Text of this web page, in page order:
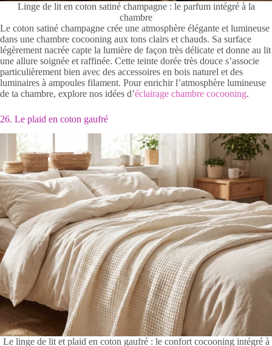
Linge de lit en coton satiné champagne : le parfum intégré à la
chambre
Le coton satiné champagne crée une atmosphère élégante et lumineuse
dans une chambre cocooning aux tons clairs et chauds. Sa surface
légèrement nacrée capte la lumière de façon très délicate et donne au lit
une allure soignée et raffinée. Cette teinte dorée très douce s’associe
particulièrement bien avec des accessoires en bois naturel et des
luminaires à ampoules filament. Pour enrichir l’atmosphère lumineuse
de ta chambre, explore nos idées d’éclairage chambre cocooning.
26. Le plaid en coton gaufré
Le linge de lit et plaid en coton gaufré : le confort cocooning intégré à